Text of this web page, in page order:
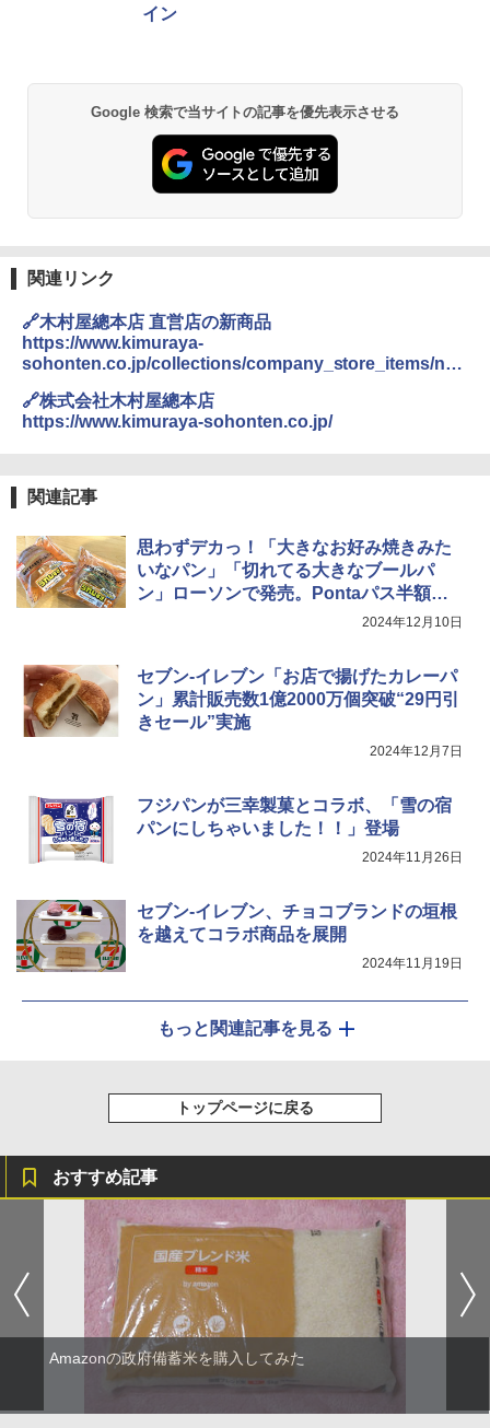
暮らし 二人暮らし フラットテーブル ス
チーム調理 自動メニュー19種搭載 角皿
付き ブラック MRK-F250TSV(B)
￥19,990
3
ーム調理 フラットテーブル トースト機
能 自動メニュー33種 簡単お手入れ ブラ
ック YRZ-WF150TV(B)
￥26,800
お手入れ 小型 新生活 一人暮らし 二人暮
らし ファミリー
￥34,546
5
シャープ ウォーターオーブン ヘルシオ
AX-XJ1-B ブラック 30L 2段調理 コンベ
クション トースト機能
イン
Google 検索で当サイトの記事を優先表示させる
関連リンク
🔗木村屋總本店 直営店の新商品
https://www.kimuraya-
sohonten.co.jp/collections/company_store_items/ne
🔗株式会社木村屋總本店
https://www.kimuraya-sohonten.co.jp/
関連記事
思わずデカっ！「大きなお好み焼きみた
いなパン」「切れてる大きなブールパ
ン」ローソンで発売。Pontaパス半額ク
2024年12月10日
セブン-イレブン「お店で揚げたカレーパ
ン」累計販売数1億2000万個突破“29円引
きセール”実施
2024年12月7日
フジパンが三幸製菓とコラボ、「雪の宿
パンにしちゃいました！！」登場
2024年11月26日
セブン-イレブン、チョコブランドの垣根
を越えてコラボ商品を展開
2024年11月19日
もっと関連記事を見る
トップページに戻る
おすすめ記事
Amazonの政府備蓄米を購入してみた